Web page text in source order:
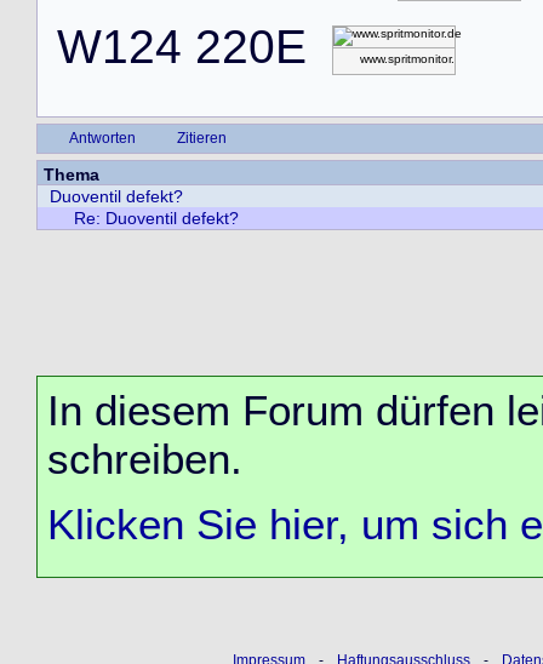
W124 220E www.spritmonitor.de
Antworten Zitieren
Thema
Duoventil defekt?
Re: Duoventil defekt?
In diesem Forum dürfen
schreiben.
Klicken Sie hier, um sich
Impressum - Haftungsausschluss -